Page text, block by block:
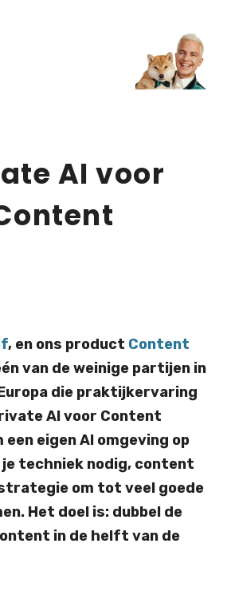
AI voor
, en ons product Content
van de weinige partijen in
die praktijkervaring
AI voor Content
een eigen AI omgeving op
techniek nodig, content
om tot veel goede
Het doel is: dubbel de
in de helft van de